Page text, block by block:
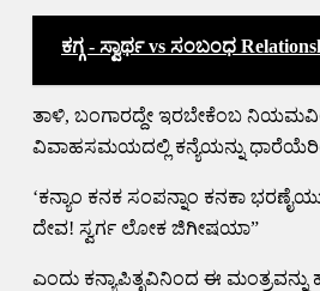
ಕಗ್ಗ - ಸ್ವಾರ್ಥ vs ಸಂಬಂಧ
ತಾಳಿ, ಬಂಗಾರದ್ದೇ ಇರಬೇಕೆಂಬ
ವಿವಾಹಸಮಯದಲ್ಲಿ ಕನ್ಯೆಯನ್ನು
‘ಕನ್ಯಾಂ ಕನಕ ಸಂಪನ್ನಾಂ ಕನಕಾ
ದೇವ! ಸ್ವರ್ಗ ಲೋಕ ಜಿಗೀಷಯಾ”
ಎಂದು ಕನ್ಯಾಪಿತೃವಿನಿಂದ ಈ ಮಂತ್ರವನ್ನು